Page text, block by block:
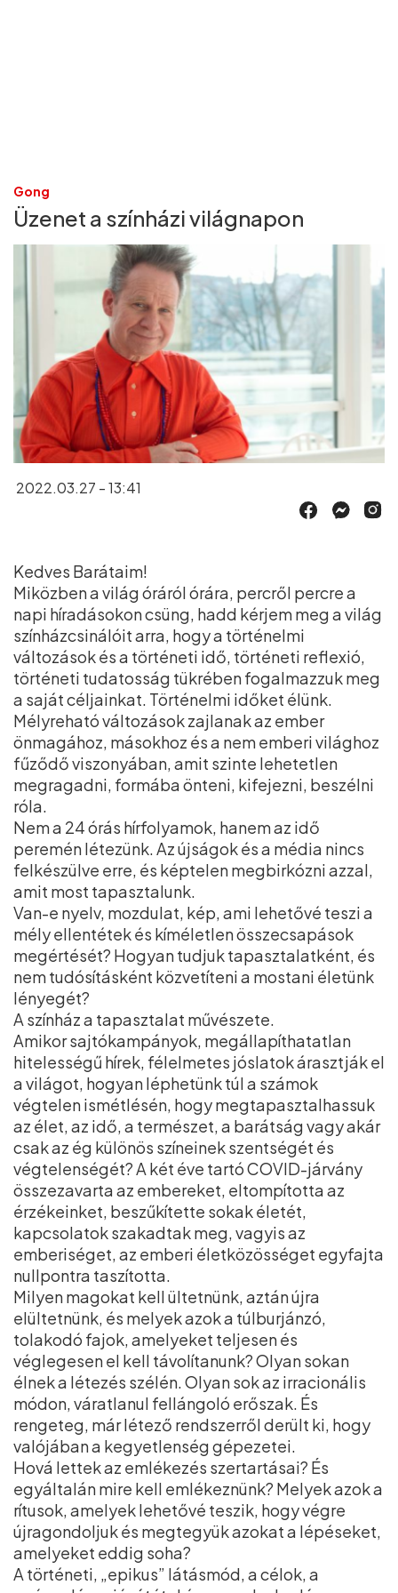
Gong
Üzenet a színházi világnapon
2022.03.27 - 13:41
Kedves Barátaim!
Miközben a világ óráról órára, percről percre a
napi híradásokon csüng, hadd kérjem meg a világ
színházcsinálóit arra, hogy a történelmi
változások és a történeti idő, történeti reflexió,
történeti tudatosság tükrében fogalmazzuk meg
a saját céljainkat. Történelmi időket élünk.
Mélyreható változások zajlanak az ember
önmagához, másokhoz és a nem emberi világhoz
fűződő viszonyában, amit szinte lehetetlen
megragadni, formába önteni, kifejezni, beszélni
róla.
Nem a 24 órás hírfolyamok, hanem az idő
peremén létezünk. Az újságok és a média nincs
felkészülve erre, és képtelen megbirkózni azzal,
amit most tapasztalunk.
Van-e nyelv, mozdulat, kép, ami lehetővé teszi a
mély ellentétek és kíméletlen összecsapások
megértését? Hogyan tudjuk tapasztalatként, és
nem tudósításként közvetíteni a mostani életünk
lényegét?
A színház a tapasztalat művészete.
Amikor sajtókampányok, megállapíthatatlan
hitelességű hírek, félelmetes jóslatok árasztják el
a világot, hogyan léphetünk túl a számok
végtelen ismétlésén, hogy megtapasztalhassuk
az élet, az idő, a természet, a barátság vagy akár
csak az ég különös színeinek szentségét és
végtelenségét? A két éve tartó COVID-járvány
összezavarta az embereket, eltompította az
érzékeinket, beszűkítette sokak életét,
kapcsolatok szakadtak meg, vagyis az
emberiséget, az emberi életközösséget egyfajta
nullpontra taszította.
Milyen magokat kell ültetnünk, aztán újra
elültetnünk, és melyek azok a túlburjánzó,
tolakodó fajok, amelyeket teljesen és
véglegesen el kell távolítanunk? Olyan sokan
élnek a létezés szélén. Olyan sok az irracionális
módon, váratlanul fellángoló erőszak. És
rengeteg, már létező rendszerről derült ki, hogy
valójában a kegyetlenség gépezetei.
Hová lettek az emlékezés szertartásai? És
egyáltalán mire kell emlékeznünk? Melyek azok a
rítusok, amelyek lehetővé teszik, hogy végre
újragondoljuk és megtegyük azokat a lépéseket,
amelyeket eddig soha?
A történeti, „epikus” látásmód, a célok, a